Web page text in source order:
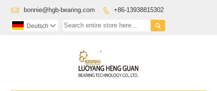
 bonnie@hgb-bearing.com  +86-13938815302

Deutsch 